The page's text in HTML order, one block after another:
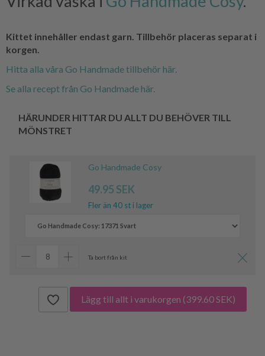
Kittet innehåller endast garn. Tillbehör placeras separat i
korgen.
Hitta alla våra Go Handmade tillbehör här.
Se alla recept från Go Handmade här.
HÄRUNDER HITTAR DU ALLT DU BEHÖVER TILL
MÖNSTRET
Go Handmade Cosy
49.95 SEK
Fler än 40 st i lager
Ta bort från kit
Lägg till allt i varukorgen (399.60 SEK)